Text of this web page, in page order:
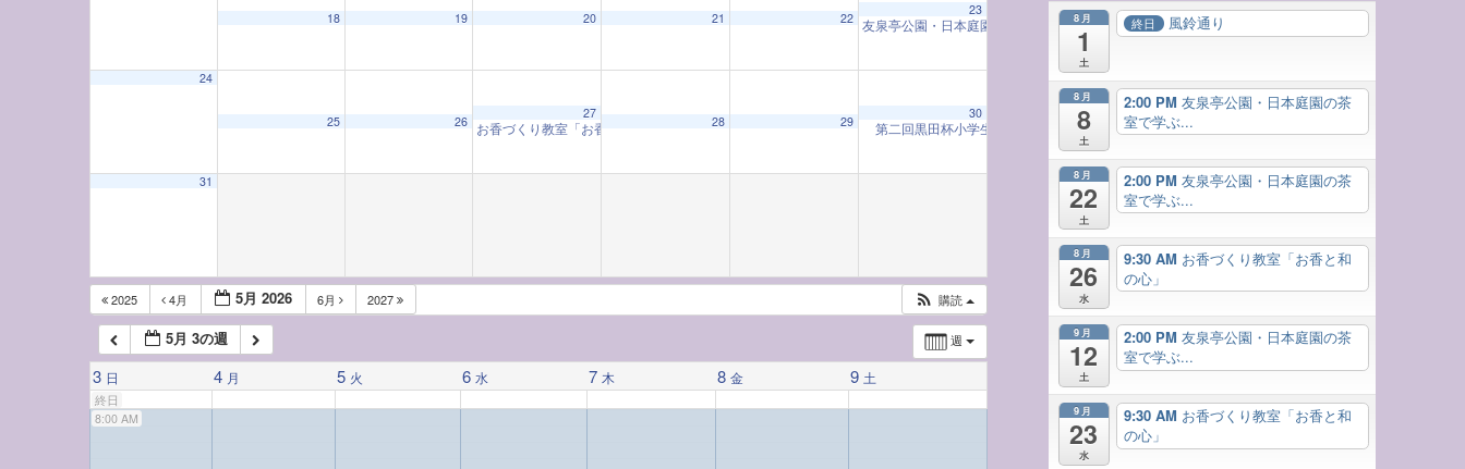
18 19 20 21 22
23
友泉亭公園・日本庭園の茶室で学ぶ子ども将棋教室 2:00 PM
24
25 26
27
お香づくり教室「お香と和の心」 9:30 AM
28 29
30
第二回黒田杯小学生将棋大会 9:30 AM
31
2025 4月 5月 2026 6月 2027 購読
週
5月 3の週
3 日 4 月 5 火 6 水 7 木 8 金 9 土
終日
6:00 AM
7:00 AM
8:00 AM
8月
1
土
終日 風鈴通り
8月
8
土
2:00 PM 友泉亭公園・日本庭園の茶
室で学ぶ...
8月
22
土
2:00 PM 友泉亭公園・日本庭園の茶
室で学ぶ...
8月
26
水
9:30 AM お香づくり教室「お香と和
の心」
9月
12
土
2:00 PM 友泉亭公園・日本庭園の茶
室で学ぶ...
9月
23
水
9:30 AM お香づくり教室「お香と和
の心」